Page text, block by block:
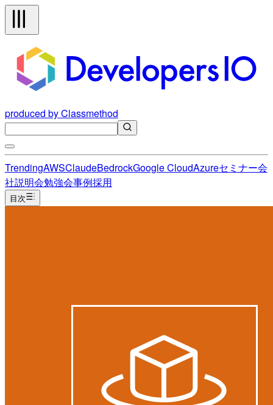
produced by Classmethod
TrendingAWSClaudeBedrockGoogle CloudAzureセミナー会
社説明会勉強会事例採用
目次